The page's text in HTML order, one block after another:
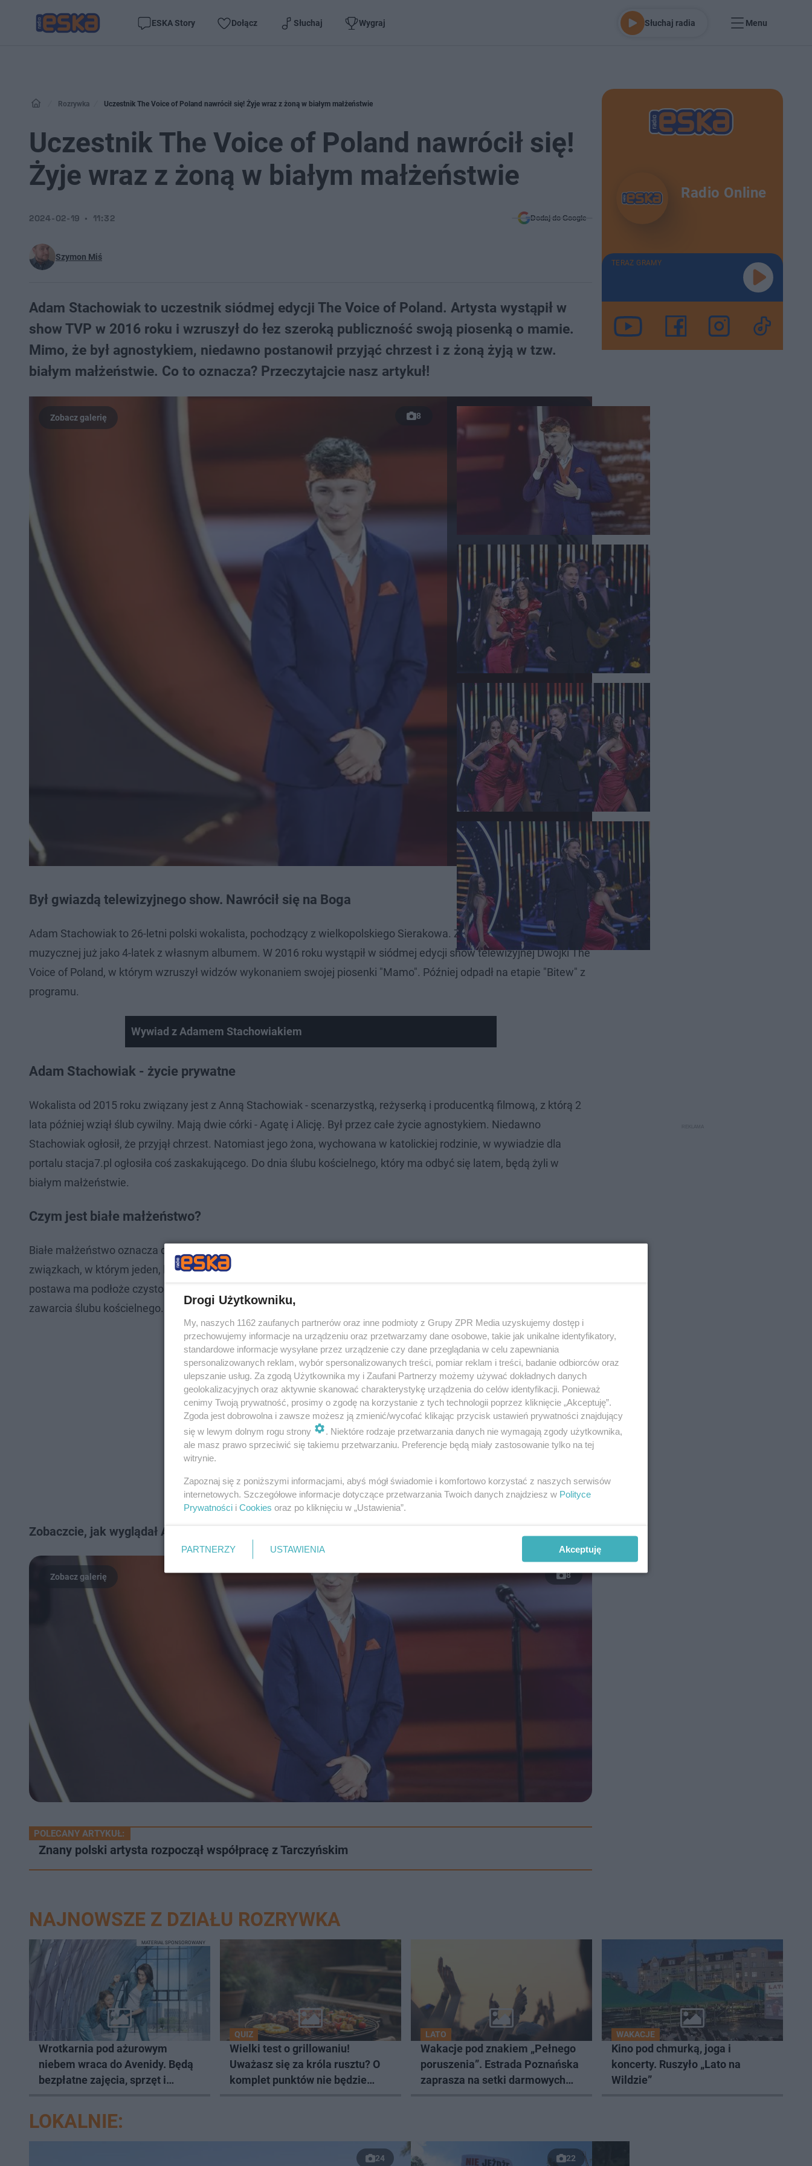
ESKA Story Dołącz Słuchaj Wygraj Słuchaj radia Menu
Rozrywka Uczestnik The Voice of Poland nawrócił się! Żyje wraz z żoną w białym małżeństwie
Uczestnik The Voice of Poland nawrócił się!
Żyje wraz z żoną w białym małżeństwie
Szymon Miś
2024-02-19 11:32 Dodaj do Google
Adam Stachowiak to uczestnik siódmej edycji The Voice of Poland. Artysta wystąpił w
show TVP w 2016 roku i wzruszył do łez szeroką publiczność swoją piosenką o mamie.
Mimo, że był agnostykiem, niedawno postanowił przyjąć chrzest i z żoną żyją w tzw.
białym małżeństwie. Co to oznacza? Przeczytajcie nasz artykuł!
8
Był gwiazdą telewizyjnego show. Nawrócił się na Boga
Adam Stachowiak to 26-letni polski wokalista, pochodzący z wielkopolskiego Sierakowa. Zadebiutował na scenie
muzycznej już jako 4-latek z własnym albumem. W 2016 roku wystąpił w siódmej edycji show telewizyjnej Dwójki The
Voice of Poland, w którym wzruszył widzów wykonaniem swojej piosenki "Mamo". Później odpadł na etapie "Bitew" z
programu.
Wywiad z Adamem Stachowiakiem
Adam Stachowiak - życie prywatne
Wokalista od 2015 roku związany jest z Anną Stachowiak - scenarzystką, reżyserką i producentką filmową, z którą 2
lata później wziął ślub cywilny. Mają dwie córki - Agatę i Alicję. Był przez całe życie agnostykiem. Niedawno
Stachowiak ogłosił, że przyjął chrzest. Natomiast jego żona, wychowana w katolickiej rodzinie, w wywiadzie dla
portalu stacja7.pl ogłosiła coś zaskakującego. Do dnia ślubu kościelnego, który ma odbyć się latem, będą żyli w
białym małżeństwie.
Czym jest białe małżeństwo?
Białe małżeństwo oznacza de facto życie w celibacie mimo poślubienia partnerki lub partnera. Często występuje to w
związkach, w którym jeden, lub dwóch małżonków jest po rozwodzie i wstąpili w kolejny związek małżeński. Taka
postawa ma podłoże czysto religijne. Ten rodzaj braku współżycia może być trwały, lub czasowy, na przykład do
zawarcia ślubu kościelnego.
Zobaczcie, jak wyglądał Adam Stachowiak w chwili największej popularności
8
POLECANY ARTYKUŁ:
Znany polski artysta rozpoczął współpracę z Tarczyńskim
Radio Online
TERAZ GRAMY
NAJNOWSZE Z DZIAŁU ROZRYWKA
Wrotkarnia pod ażurowym
niebem wraca do Avenidy. Będą
bezpłatne zajęcia, sprzęt i
MATERIAŁ SPONSOROWANY
QUIZ
Wielki test o grillowaniu!
Uważasz się za króla rusztu? O
komplet punktów nie będzie
LATO
Wakacje pod znakiem „Pełnego
poruszenia”. Estrada Poznańska
zaprasza na setki darmowych
WAKACJE
Kino pod chmurką, joga i
koncerty. Ruszyło „Lato na
Wildzie”
LOKALNIE:
24 22
Drogi Użytkowniku,
My, naszych 1162 zaufanych partnerów oraz inne podmioty z Grupy ZPR Media uzyskujemy dostęp i
przechowujemy informacje na urządzeniu oraz przetwarzamy dane osobowe, takie jak unikalne identyfikatory,
standardowe informacje wysyłane przez urządzenie czy dane przeglądania w celu zapewniania
spersonalizowanych reklam, wybór spersonalizowanych treści, pomiar reklam i treści, badanie odbiorców oraz
ulepszanie usług. Za zgodą Użytkownika my i Zaufani Partnerzy możemy używać dokładnych danych
geolokalizacyjnych oraz aktywnie skanować charakterystykę urządzenia do celów identyfikacji. Ponieważ
cenimy Twoją prywatność, prosimy o zgodę na korzystanie z tych technologii poprzez kliknięcie „Akceptuję”.
Zgoda jest dobrowolna i zawsze możesz ją zmienić/wycofać klikając przycisk ustawień prywatności znajdujący
się w lewym dolnym rogu strony
. Niektóre rodzaje przetwarzania danych nie wymagają zgody użytkownika,
ale masz prawo sprzeciwić się takiemu przetwarzaniu. Preferencje będą miały zastosowanie tylko na tej
witrynie.
Zapoznaj się z poniższymi informacjami, abyś mógł świadomie i komfortowo korzystać z naszych serwisów
internetowych. Szczegółowe informacje dotyczące przetwarzania Twoich danych znajdziesz w Polityce
Prywatności i Cookies oraz po kliknięciu w „Ustawienia”.
PARTNERZY USTAWIENIA Akceptuję